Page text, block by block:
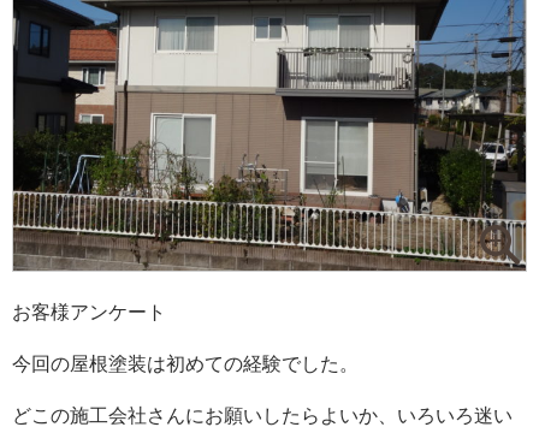
お客様アンケート
今回の屋根塗装は初めての経験でした。
どこの施工会社さんにお願いしたらよいか、いろいろ迷い